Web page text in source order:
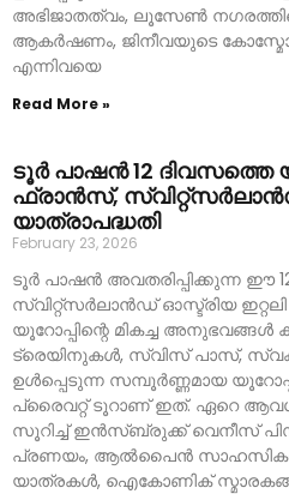
അഭിജാതത്വം, ലൂസേൺ
ആകർഷണം, ജിനീവയുടെ
എന്നിവയെ
Read More »
ടൂർ പാഷൻ 12 ദിവസത്തെ
ഫ്രാൻസ്,
യാത്രാപദ്ധതി
February 23, 2026
ടൂർ പാഷൻ അവതരിപ്പിക്കുന്ന ഈ
സ്വിറ്റ്സർലാൻഡ് ഓസ്ട്രിയ
യൂറോപ്പിന്റെ മികച്ച
ട്രെയിനുകൾ, സ്വിസ് പാസ്,
ഉൾപ്പെടുന്ന സമ്പൂർണ്ണമായ
പ്രൈവറ്റ് ടൂറാണ് ഇത്. ഏറെ
സൂറിച്ച് ഇൻസ്‌ബ്രുക്ക് വെനീസ്
പ്രണയം, ആൽപൈൻ
യാത്രകൾ, ഐകോണിക്